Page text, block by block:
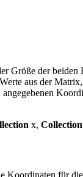
Größe der beiden
aus der
x, Collection
Koordinaten für